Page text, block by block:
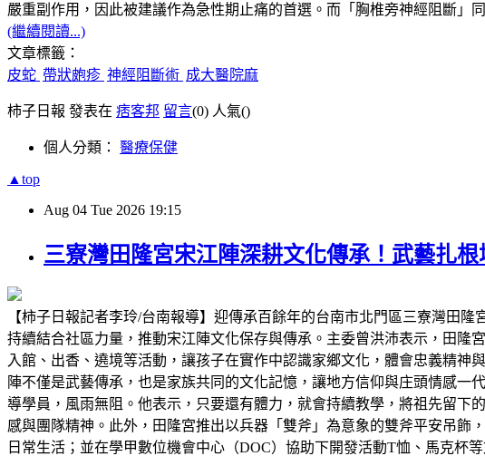
嚴重副作用，因此被建議作為急性期止痛的首選。而「胸椎旁神經阻斷」
(繼續閱讀...)
文章標籤：
皮蛇 帶狀皰疹 神經阻斷術 成大醫院麻
柿子日報 發表在 痞客邦 留言(0) 人氣()
個人分類： 醫療保健
▲top
Aug 04 Tue 2026 19:15
三寮灣田隆宮宋江陣深耕文化傳承！武藝扎
【柿子日報記者李玲/台南報導】迎傳承百餘年的台南市北門區三寮灣田
持續結合社區力量，推動宋江陣文化保存與傳承。主委曾洪沛表示，田
入館、出香、遶境等活動，讓孩子在實作中認識家鄉文化，體會忠義精
陣不僅是武藝傳承，也是家族共同的文化記憶，讓地方信仰與庄頭情感
導學員，風雨無阻。他表示，只要還有體力，就會持續教學，將祖先留
感與團隊精神。此外，田隆宮推出以兵器「雙斧」為意象的雙斧平安吊飾
日常生活；並在學甲數位機會中心（DOC）協助下開發活動T恤、馬克杯